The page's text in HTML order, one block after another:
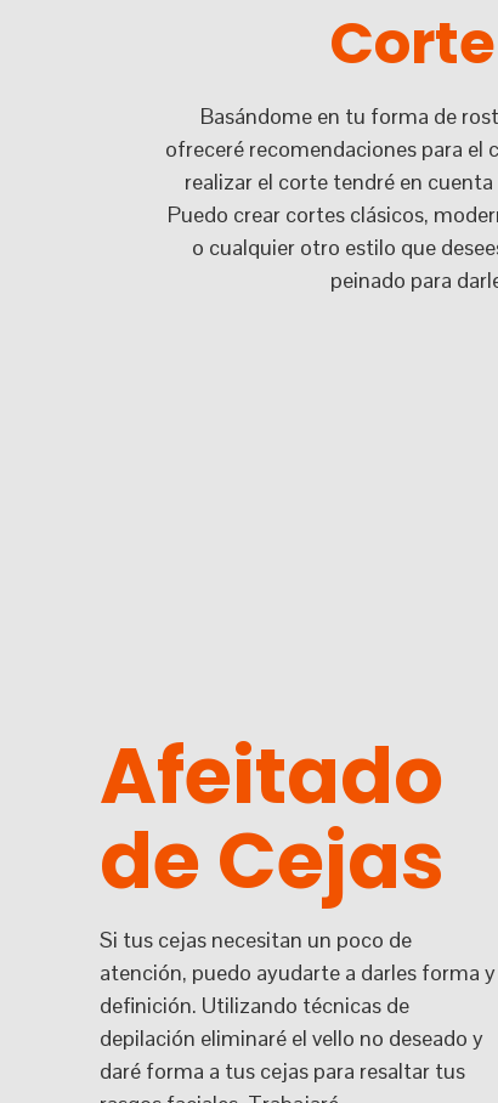
Basándome en tu forma de
ofreceré recomendaciones para el
realizar el corte tendré en
Puedo crear cortes clásicos,
o cualquier otro estilo que
peinado para
Afeitado
de Cejas
Si tus cejas necesitan un poco de
atención, puedo ayudarte a darles forma y
definición. Utilizando técnicas de
depilación eliminaré el vello no deseado y
daré forma a tus cejas para resaltar tus